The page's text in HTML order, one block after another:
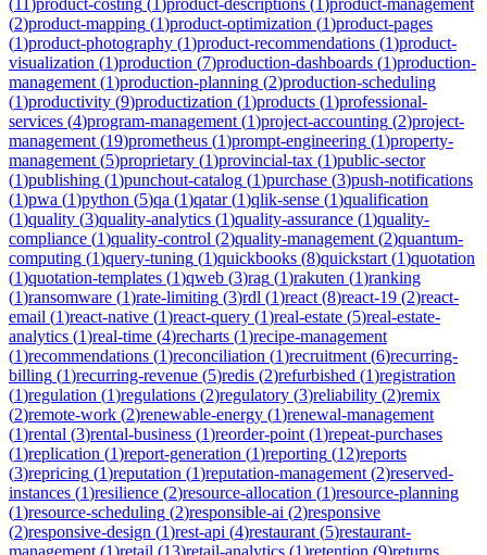
(2)product-mapping (1)product-optimization (1)product-pages
(1)product-photography (1)product-recommendations (1)product-
visualization (1)production (7)production-dashboards (1)production-
management (1)production-planning (2)production-scheduling
(1)productivity (9)productization (1)products (1)professional-
services (4)program-management (1)project-accounting (2)project-
management (19)prometheus (1)prompt-engineering (1)property-
management (5)proprietary (1)provincial-tax (1)public-sector
(1)publishing (1)punchout-catalog (1)purchase (3)push-notifications
(1)pwa (1)python (5)qa (1)qatar(1)qlik-sense (1)qualification
(1)quality (3)quality-analytics (1)quality-assurance (1)quality-
compliance (1)quality-control (2)quality-management (2)quantum-
computing (1)query-tuning (1)quickbooks (8)quickstart (1)quotation
(1)quotation-templates (1)qweb (3)rag (1)rakuten (1)ranking
(1)ransomware (1)rate-limiting (3)rdl (1)react (8)react-19 (2)react-
email (1)react-native (1)react-query (1)real-estate (5)real-estate-
analytics (1)real-time (4)recharts (1)recipe-management
(1)recommendations (1)reconciliation (1)recruitment (6)recurring-
billing (1)recurring-revenue (5)redis (2)refurbished (1)registration
(1)regulation (1)regulations (2)regulatory (3)reliability (2)remix
(2)remote-work (2)renewable-energy (1)renewal-management
(1)rental (3)rental-business (1)reorder-point (1)repeat-purchases
(1)replication (1)report-generation (1)reporting (12)reports
(3)repricing (1)reputation (1)reputation-management (2)reserved-
instances (1)resilience (2)resource-allocation (1)resource-planning
(1)resource-scheduling (2)responsible-ai (2)responsive
(2)responsive-design (1)rest-api (4)restaurant (5)restaurant-
management (1)retail (13)retail-analytics (1)retention (9)returns